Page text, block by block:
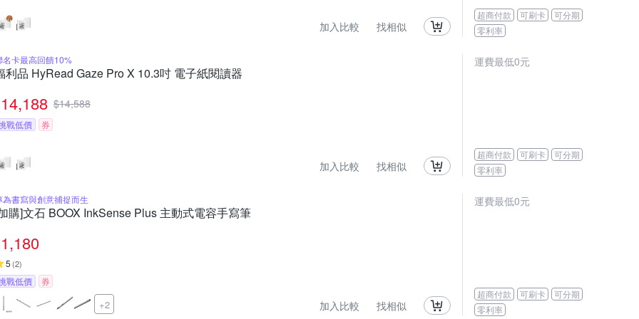
加入比較 找相似
超商付款 可刷卡
可分期
零利率
名卡最高回饋10%
利品 HyRead Gaze Pro X 10.3吋 電子紙閱讀器
14,188 $14,588
戰低價 券
加入比較 找相似
運費最低0元
超商付款 可刷卡
可分期
零利率
為書寫與創意捕捉而生
購]文石 BOOX InkSense Plus 主動式電容手寫筆
1,180
5 (2)
戰低價 券
+2 加入比較 找相似
運費最低0元
超商付款 可刷卡
可分期
零利率